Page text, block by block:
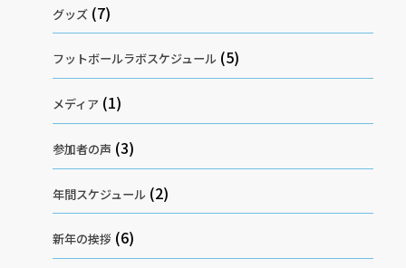
グッズ (7)
フットボールラボスケジュール (5)
メディア (1)
参加者の声 (3)
年間スケジュール (2)
新年の挨拶 (6)